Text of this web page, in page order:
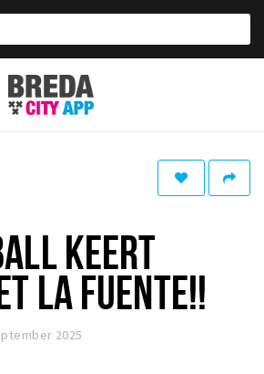
Breda
City
App
KEERT
LA FUENTE!!
2025